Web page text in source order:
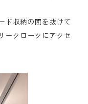
ド収納の間を抜けて
ークロークにアクセ